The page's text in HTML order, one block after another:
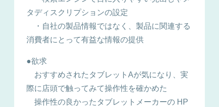
タディスクリプションの設定
・自社の製品情報ではなく、製品に関連する
消費者にとって有益な情報の提供
●欲求
おすすめされたタブレットAが気になり、実
際に店頭で触ってみて操作性を確かめた
操作性の良かったタブレットメーカーの HP